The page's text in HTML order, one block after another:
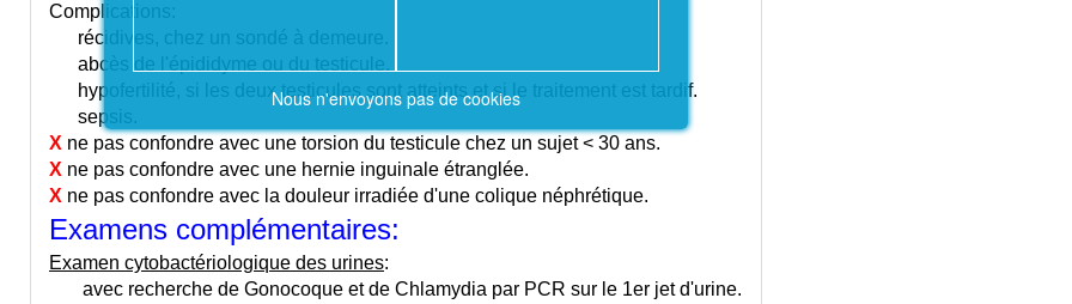
Nous n'envoyons pas de cookies
Complications:
récidives, chez un sondé à demeure.
abcès de l'épididyme ou du testicule.
hypofertilité, si les deux testicules sont atteints et si le traitement est tardif.
sepsis.
X ne pas confondre avec une torsion du testicule chez un sujet < 30 ans.
X ne pas confondre avec une hernie inguinale étranglée.
X ne pas confondre avec la douleur irradiée d'une colique néphrétique.
Examens complémentaires:
Examen cytobactériologique des urines:
avec recherche de Gonocoque et de Chlamydia par PCR sur le 1er jet d'urine.